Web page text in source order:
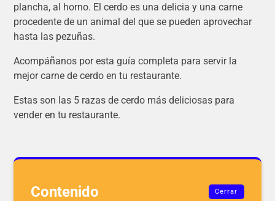
plancha, al horno. El cerdo es una delicia y una carne
procedente de un animal del que se pueden aprovechar
hasta las pezuñas.
Acompáñanos por esta guía completa para servir la
mejor carne de cerdo en tu restaurante.
Estas son las 5 razas de cerdo más deliciosas para
vender en tu restaurante.
Cerrar
Contenido